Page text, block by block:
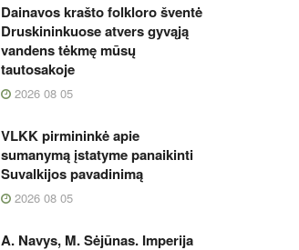
Dainavos krašto folkloro šventė
Druskininkuose atvers gyvąją
vandens tėkmę mūsų
tautosakoje
2026 08 05
VLKK pirmininkė apie
sumanymą įstatyme panaikinti
Suvalkijos pavadinimą
2026 08 05
A. Navys, M. Sėjūnas. Imperija